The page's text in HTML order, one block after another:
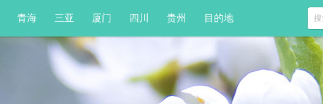
青海 三亚 厦门 四川 贵州 目的地